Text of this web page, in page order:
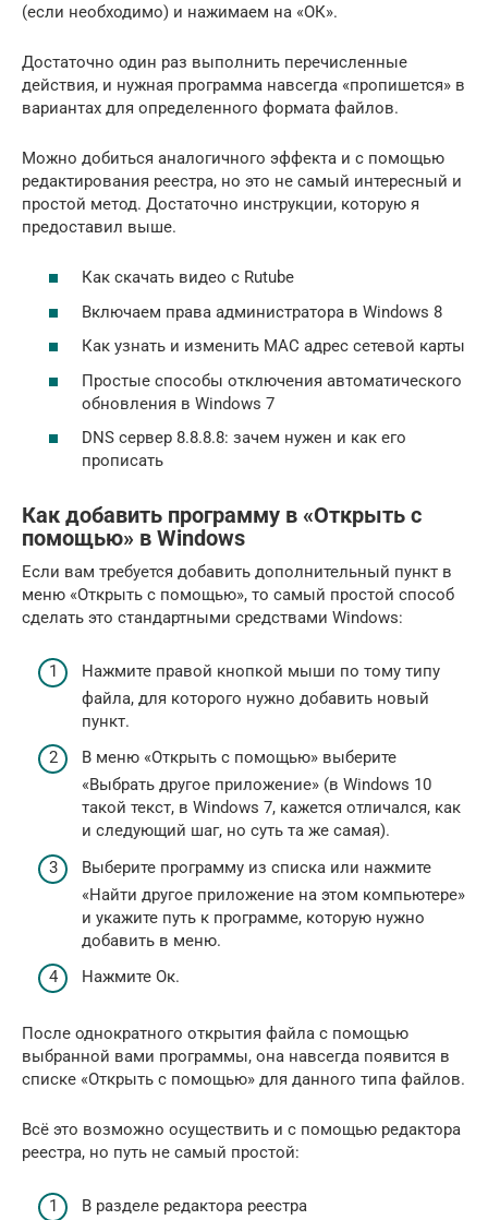
(если необходимо) и нажимаем на «ОК».
Достаточно один раз выполнить перечисленные
действия, и нужная программа навсегда «пропишется» в
вариантах для определенного формата файлов.
Можно добиться аналогичного эффекта и с помощью
редактирования реестра, но это не самый интересный и
простой метод. Достаточно инструкции, которую я
предоставил выше.
Как скачать видео с Rutube
Включаем права администратора в Windows 8
Как узнать и изменить MAC адрес сетевой карты
Простые способы отключения автоматического
обновления в Windows 7
DNS сервер 8.8.8.8: зачем нужен и как его
прописать
Как добавить программу в «Открыть с
помощью» в Windows
Если вам требуется добавить дополнительный пункт в
меню «Открыть с помощью», то самый простой способ
сделать это стандартными средствами Windows:
Нажмите правой кнопкой мыши по тому типу
файла, для которого нужно добавить новый
пункт.
В меню «Открыть с помощью» выберите
«Выбрать другое приложение» (в Windows 10
такой текст, в Windows 7, кажется отличался, как
и следующий шаг, но суть та же самая).
Выберите программу из списка или нажмите
«Найти другое приложение на этом компьютере»
и укажите путь к программе, которую нужно
добавить в меню.
Нажмите Ок.
После однократного открытия файла с помощью
выбранной вами программы, она навсегда появится в
списке «Открыть с помощью» для данного типа файлов.
Всё это возможно осуществить и с помощью редактора
реестра, но путь не самый простой:
В разделе редактора реестра